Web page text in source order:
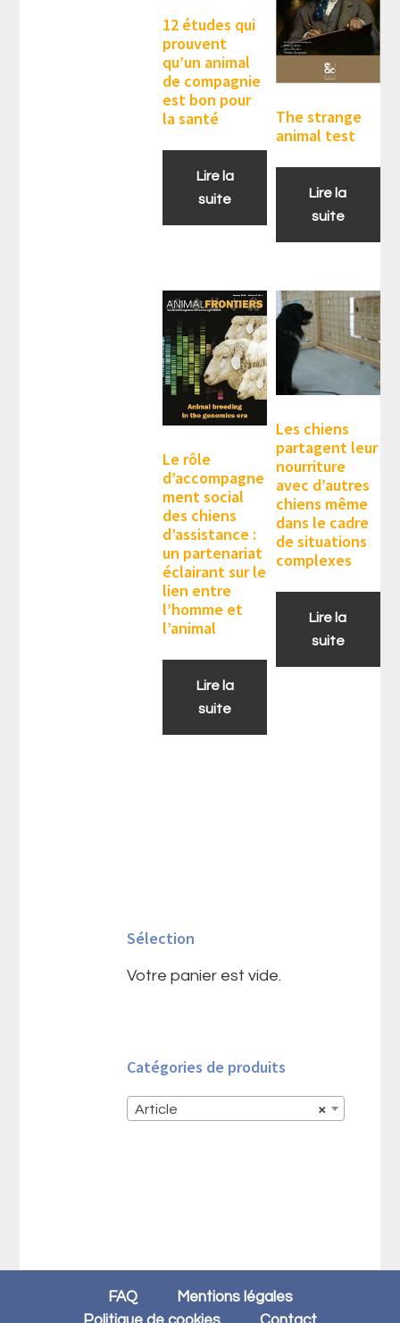
12 études qui
prouvent
qu’un animal
de compagnie
est bon pour
la santé
Lire la
suite
The strange
animal test
Lire la
suite
Le rôle
d’accompagne
ment social
des chiens
d’assistance :
un partenariat
éclairant sur le
lien entre
l’homme et
l’animal
Lire la
suite
Les chiens
partagent leur
nourriture
avec d’autres
chiens même
dans le cadre
de situations
complexes
Lire la
suite
principale
Sélection
Votre panier est vide.
Catégories de produits
×
Article
FAQ
Mentions légales